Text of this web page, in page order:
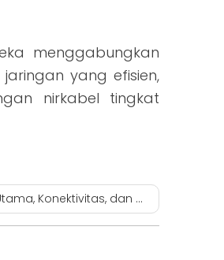
menggabungkan
yang efisien,
nirkabel tingkat
Konektivitas, dan Aplikasi